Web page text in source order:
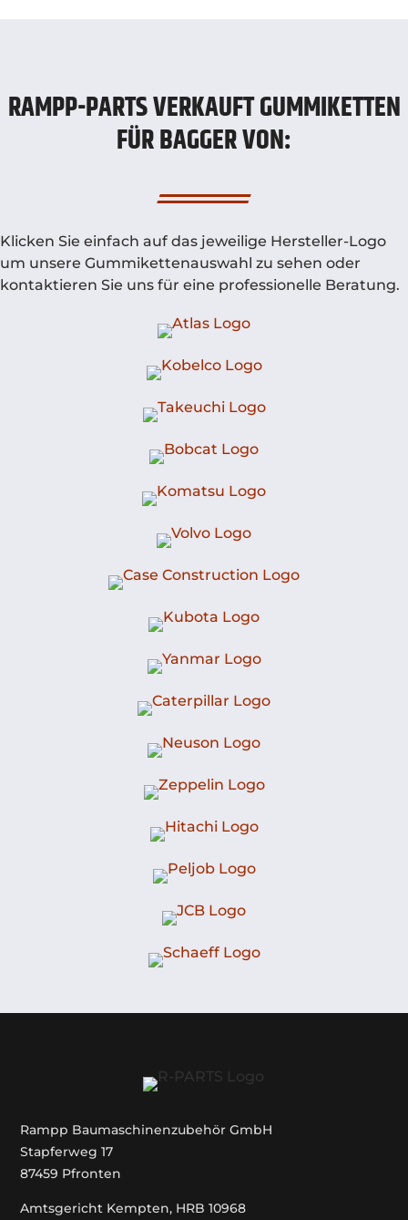
RAMPP-PARTS VERKAUFT GUMMIKETTEN
FÜR BAGGER VON:
Klicken Sie einfach auf das jeweilige Hersteller-Logo
um unsere Gummikettenauswahl zu sehen oder
kontaktieren Sie uns für eine professionelle Beratung.
Rampp Baumaschinenzubehör GmbH
Stapferweg 17
87459 Pfronten
Amtsgericht Kempten, HRB 10968